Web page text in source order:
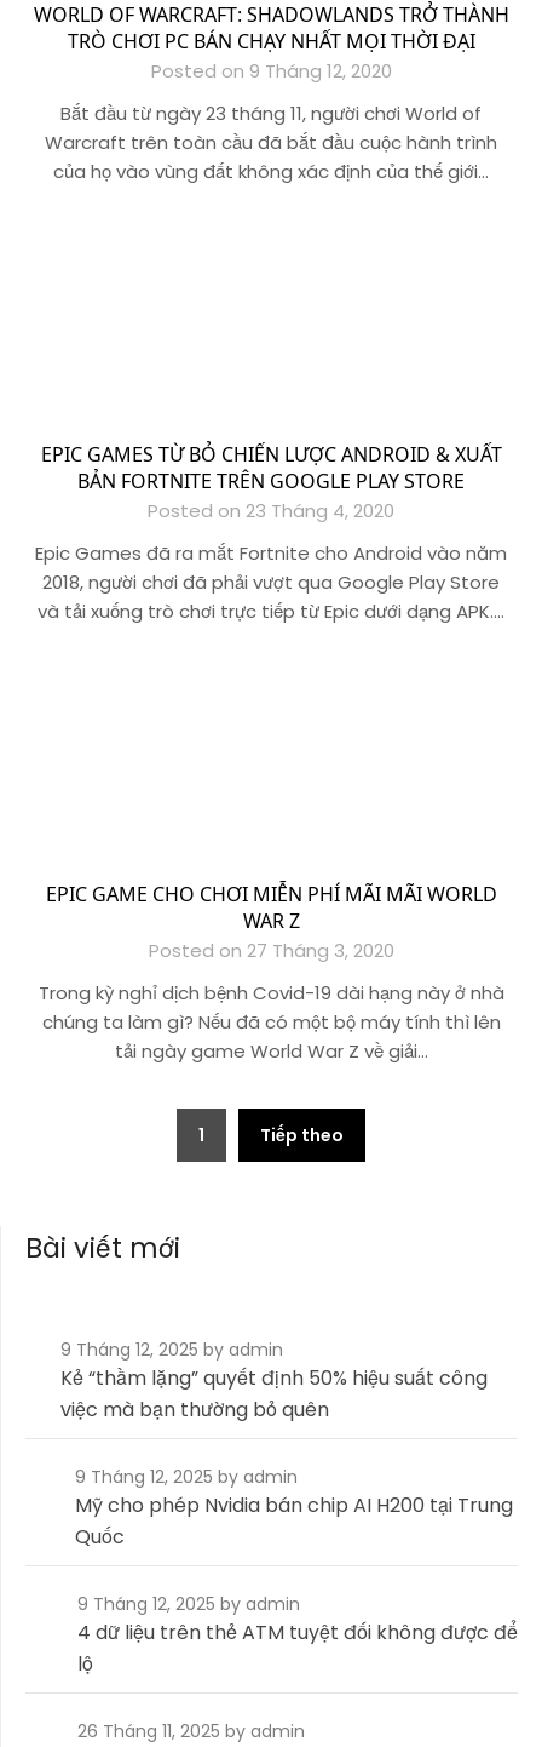
WORLD OF WARCRAFT: SHADOWLANDS TRỞ THÀNH
TRÒ CHƠI PC BÁN CHẠY NHẤT MỌI THỜI ĐẠI
Posted on 9 Tháng 12, 2020
Bắt đầu từ ngày 23 tháng 11, người chơi World of
Warcraft trên toàn cầu đã bắt đầu cuộc hành trình
của họ vào vùng đất không xác định của thế giới…
EPIC GAMES TỪ BỎ CHIẾN LƯỢC ANDROID & XUẤT
BẢN FORTNITE TRÊN GOOGLE PLAY STORE
Posted on 23 Tháng 4, 2020
Epic Games đã ra mắt Fortnite cho Android vào năm
2018, người chơi đã phải vượt qua Google Play Store
và tải xuống trò chơi trực tiếp từ Epic dưới dạng APK….
EPIC GAME CHO CHƠI MIỄN PHÍ MÃI MÃI WORLD
WAR Z
Posted on 27 Tháng 3, 2020
Trong kỳ nghỉ dịch bệnh Covid-19 dài hạng này ở nhà
chúng ta làm gì? Nếu đã có một bộ máy tính thì lên
tải ngày game World War Z về giải…
viết
1 Tiếp theo
Bài viết mới
9 Tháng 12, 2025by admin
Kẻ “thầm lặng” quyết định 50% hiệu suất công
việc mà bạn thường bỏ quên
9 Tháng 12, 2025 by admin
Mỹ cho phép Nvidia bán chip AI H200 tại Trung
Quốc
9 Tháng 12, 2025 by admin
4 dữ liệu trên thẻ ATM tuyệt đối không được để
lộ
26 Tháng 11, 2025 by admin